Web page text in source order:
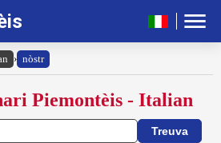
› nòstr
Piemontèis - Italian